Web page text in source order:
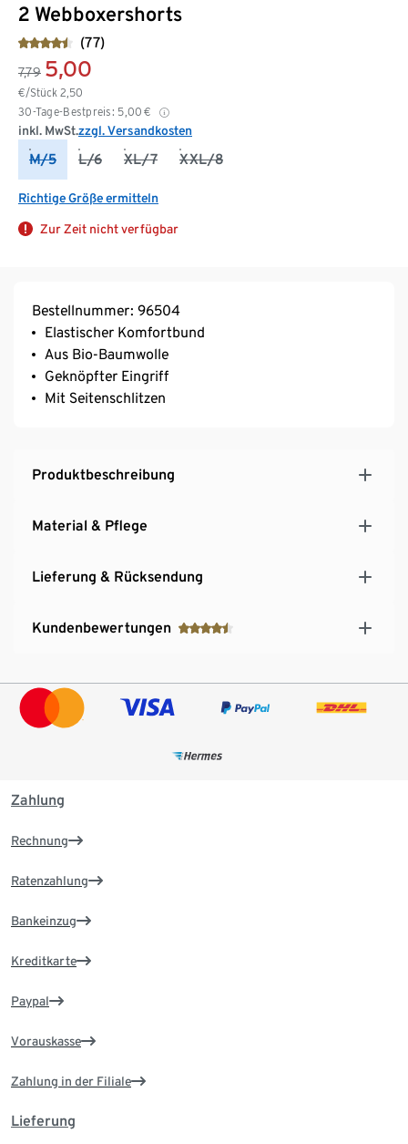
2 Webboxershorts
(77)
7,79 5,00
€/Stück 2,50
30-Tage-Bestpreis: 5,00 €
inkl. MwSt.zzgl. Versandkosten
M/5 L/6 XL/7 XXL/8
Richtige Größe ermitteln
Zur Zeit nicht verfügbar
Bestellnummer: 96504
Elastischer Komfortbund
Aus Bio-Baumwolle
Geknöpfter Eingriff
Mit Seitenschlitzen
Produktbeschreibung
Material & Pflege
Lieferung & Rücksendung
Kundenbewertungen
Zahlung
Rechnung
Ratenzahlung
Bankeinzug
Kreditkarte
Paypal
Vorauskasse
Zahlung in der Filiale
Lieferung